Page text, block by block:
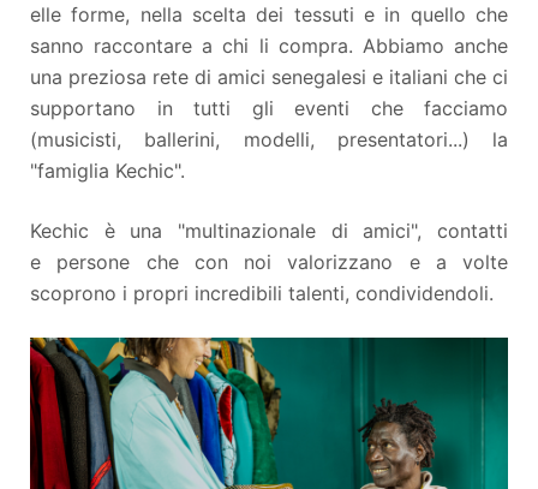
elle forme, nella scelta dei tessuti e in quello che
sanno raccontare a chi li compra. Abbiamo anche
una preziosa rete di amici senegalesi e italiani che ci
supportano in tutti gli eventi che facciamo
(musicisti, ballerini, modelli, presentatori...) la
"famiglia Kechic".
Kechic è una "multinazionale di amici", contatti
e persone che con noi valorizzano e a volte
scoprono i propri incredibili talenti, condividendoli.